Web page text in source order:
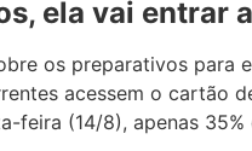
ela vai entrar
os preparativos
acessem o cartão
feira (14/8), apenas